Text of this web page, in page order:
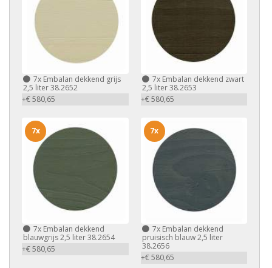
7x Embalan dekkend grijs
2,5 liter 38.2652
+€ 580,65
7xEmbalan dekkend zwart
2,5 liter 38.2653
+€ 580,65
7x Embalan dekkend
blauwgrijs 2,5 liter 38.2654
+€ 580,65
7x
7xEmbalan dekkend
pruisisch blauw 2,5 liter
38.2656
+€ 580,65
7x